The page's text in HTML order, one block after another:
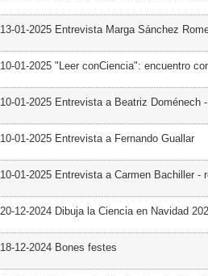
13-01-2025 Entrevista Marga Sánchez
10-01-2025 "Leer conCiencia": encuentro
10-01-2025 Entrevista a Beatriz Doménech
10-01-2025 Entrevista a Fernando Guallar
10-01-2025 Entrevista a Carmen Bachiller -
20-12-2024 Dibuja la Ciencia en Navidad
18-12-2024 Bones festes